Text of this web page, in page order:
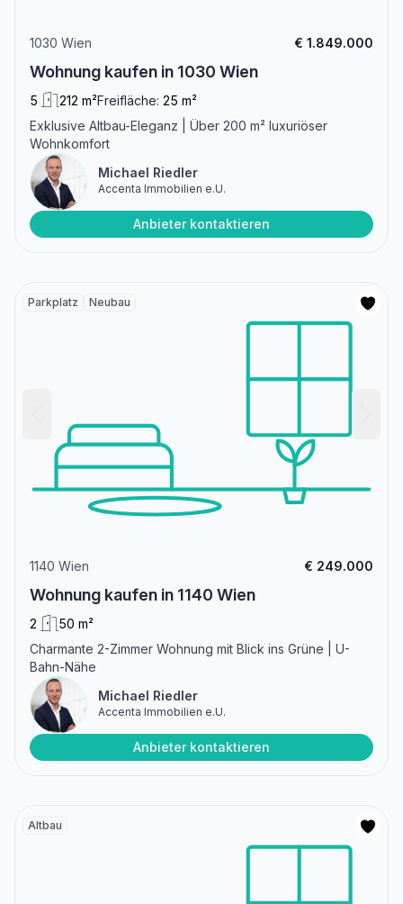
1030 Wien € 1.849.000
Wohnung kaufen in 1030 Wien
5 212 m²Freifläche: 25 m²
Exklusive Altbau-Eleganz | Über 200 m² luxuriöser
Wohnkomfort
Michael Riedler
Accenta Immobilien e.U.
Anbieter kontaktieren
Parkplatz Neubau
1140 Wien € 249.000
Wohnung kaufen in 1140 Wien
2
50 m²
Charmante 2-Zimmer Wohnung mit Blick ins Grüne | U-
Bahn-Nähe
Michael Riedler
Accenta Immobilien e.U.
Anbieter kontaktieren
Altbau